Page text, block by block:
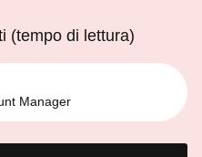
(tempo di lettura)
Manager